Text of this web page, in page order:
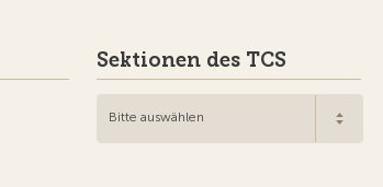
Sektionen des TCS
Bitte auswählen